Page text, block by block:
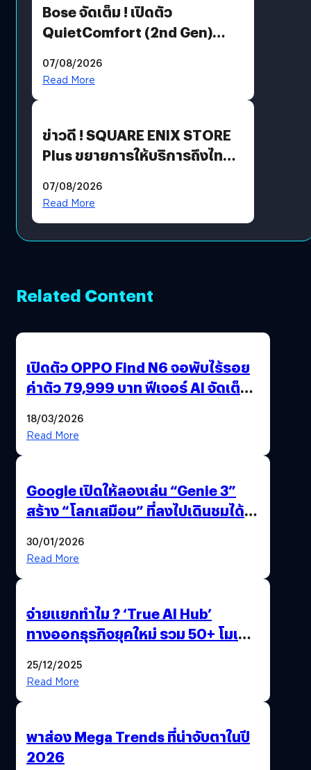
Bose จัดเต็ม ! เปิดตัว
QuietComfort (2nd Gen)
07/08/2026
Read More
ข่าวดี ! SQUARE ENIX STORE
Plus ขยายการให้บริการถึงไทย
โดยตรง
07/08/2026
Read More
Related Content
เปิดตัว OPPO Find N6 จอพับไร้รอย
ค่าตัว 79,999 บาท ฟีเจอร์ AI จัดเต็ม
18/03/2026
Read More
Google เปิดให้ลองเล่น “Genie 3”
สร้าง “โลกเสมือน” ที่ลงไปเดินชมได้
30/01/2026
Read More
จ่ายแยกทำไม ? ‘True AI Hub’
ทางออกธุรกิจยุคใหม่ รวม 50+ โมเดล
25/12/2025
Read More
พาส่อง Mega Trends ที่น่าจับตาในปี
2026